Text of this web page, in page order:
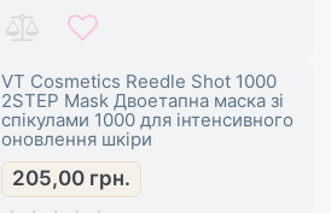
VT Cosmetics Reedle Shot 1000
2STEP Mask Двоетапна маска зі
спікулами 1000 для інтенсивного
оновлення шкіри
205,00 грн.